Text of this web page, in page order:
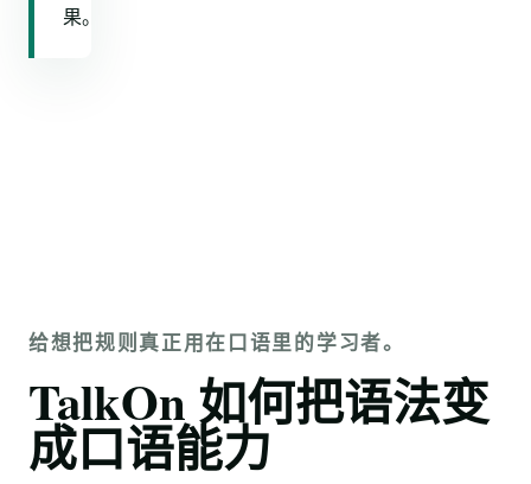
果。
给想把规则真正用在口语里的学习者。
TalkOn 如何把语法变
成口语能力